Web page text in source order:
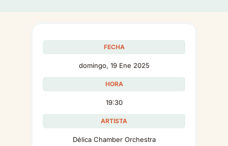
FECHA
domingo, 19 Ene 2025
HORA
19:30
ARTISTA
Délica Chamber Orchestra